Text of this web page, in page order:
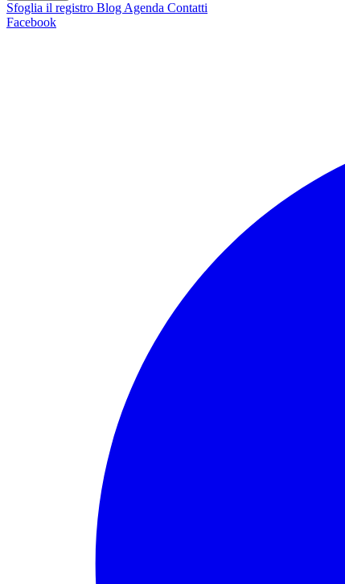
Sfoglia il registro Blog Agenda Contatti
Facebook